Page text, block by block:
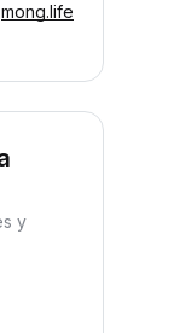
mong.life
y